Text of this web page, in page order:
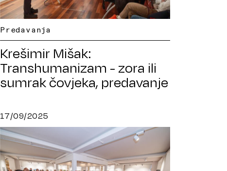
Predavanja
Krešimir Mišak:
Transhumanizam - zora ili
sumrak čovjeka, predavanje
17/09/2025